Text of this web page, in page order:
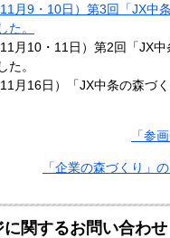
11月9・10日）第3回「JX中
た。
11月10・11日）第2回「JX
た。
11月16日）「JX中条の森づ
「参
「企業の森づくり」
に関するお問い合わせ